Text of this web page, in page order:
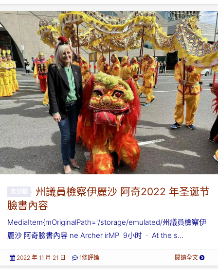
未分類
州議員檢察伊麗沙 阿奇2022 年圣诞节
臉書內容
MediaItem{mOriginalPath='/storage/emulated/州議員檢察伊
麗沙 阿奇臉書內容 ne Archer irMP 9小时 · At the s...
2022 年 11 月 21 日 1條評論 閱讀全文